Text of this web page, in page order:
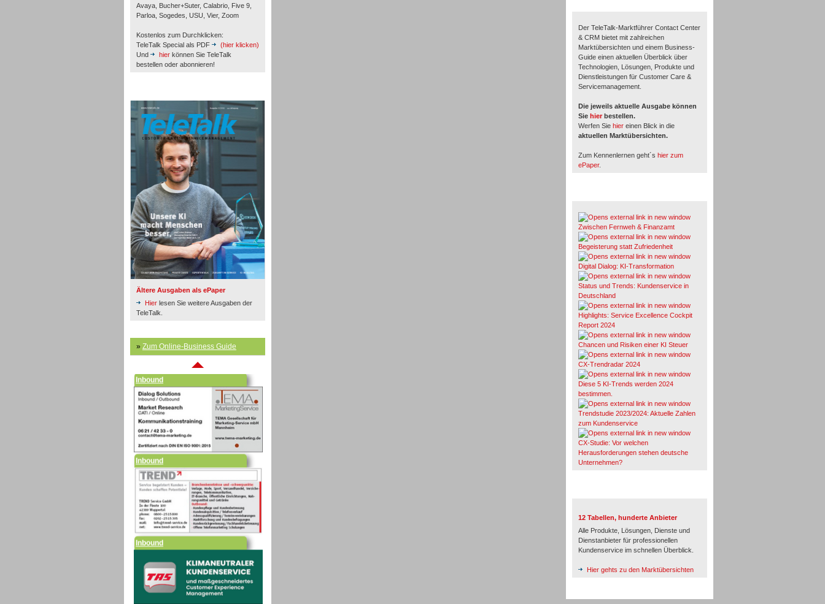
Avaya, Bucher+Suter, Calabrio, Five 9,
Parloa, Sogedes, USU, Vier, Zoom
Kostenlos zum Durchklicken:
TeleTalk Special als PDF
(hier klicken)
Und
hier können Sie TeleTalk
bestellen oder abonnieren!
Ältere Ausgaben als ePaper
Hier lesen Sie weitere Ausgaben der
TeleTalk.
» Zum Online-Business Guide
Inbound
Inbound
Inbound
Inbound
Outbound
Der TeleTalk-Marktführer Contact Center
& CRM bietet mit zahlreichen
Marktübersichten und einem Business-
Guide einen aktuellen Überblick über
Technologien, Lösungen, Produkte und
Dienstleistungen für Customer Care &
Servicemanagement.
Die jeweils aktuelle Ausgabe können
Sie hier bestellen.
Werfen Sie hier einen Blick in die
aktuellen Marktübersichten.
Zum Kennenlernen geht´s hier zum
ePaper.
Zwischen Fernweh & Finanzamt
Begeisterung statt Zufriedenheit
Digital Dialog: KI-Transformation
Status und Trends: Kundenservice in
Deutschland
Highlights: Service Excellence Cockpit
Report 2024
Chancen und Risiken einer KI Steuer
CX-Trendradar 2024
Diese 5 KI-Trends werden 2024
bestimmen.
Trendstudie 2023/2024: Aktuelle Zahlen
zum Kundenservice
CX-Studie: Vor welchen
Herausforderungen stehen deutsche
Unternehmen?
12 Tabellen, hunderte Anbieter
Alle Produkte, Lösungen, Dienste und
Dienstanbieter für professionellen
Kundenservice im schnellen Überblick.
Hier gehts zu den Marktübersichten